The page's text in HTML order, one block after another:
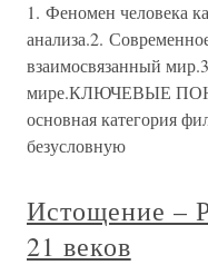
1. Феномен человека
анализа.2.
взаимосвязанный
мире.КЛЮЧЕВЫЕ
основная категория
безусловную
Истощение –
21 веков